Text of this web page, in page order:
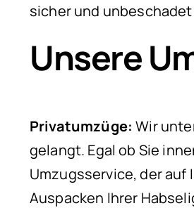
sicher und
Unsere
Privatumzüge: Wir
gelangt. Egal ob Sie
Umzugsservice, der auf
Auspacken Ihrer